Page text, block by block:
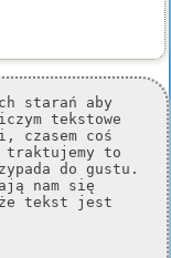
starań aby
tekstowe
czasem coś
traktujemy to
do gustu.
nam się
że tekst jest